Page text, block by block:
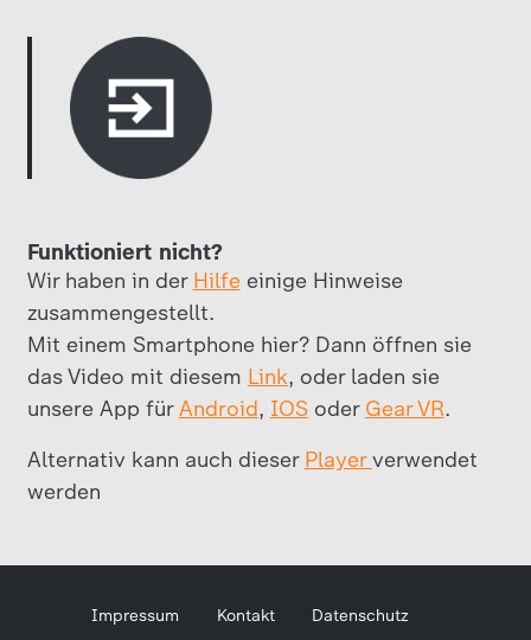
Funktioniert nicht?
Wir haben in der Hilfeeinige Hinweise
zusammengestellt.
Mit einem Smartphone hier? Dann öffnen sie
das Video mit diesem Link, oder laden sie
unsere App fürAndroid, IOSoder Gear VR.
Alternativ kann auch dieser Playerverwendet
werden
Impressum Kontakt Datenschutz